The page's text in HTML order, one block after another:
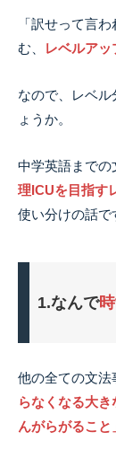
「訳せって言
む、
レベルアッ
なので、レベ
ょうか。
中学英語までの
理ICUを目指す
使い分けの話で
1.なんで
他の全ての文
らなくなる大き
んがらがること